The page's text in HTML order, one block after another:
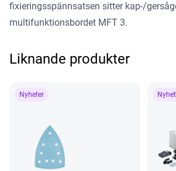
fixieringsspännsatsen sitter kap-/
multifunktionsbordet MFT 3.
Liknande produkter
Nyheter